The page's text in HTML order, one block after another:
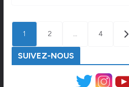
PAGINATION
DES
PUBLICATIONS
1 2 … 4
SUIVEZ-NOUS